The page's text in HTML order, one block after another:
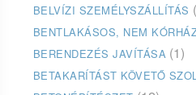
BELVÍZI SZEMÉLYSZÁLLÍTÁS
BENTLAKÁSOS, NEM
BERENDEZÉS JAVÍTÁSA (1)
BETAKARÍTÁST KÖVETŐ